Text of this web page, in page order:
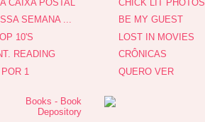
CAIXA POSTAL
SEMANA ...
10'S
READING
1
CHICK LIT PHOTOS
BE MY GUEST
LOST IN MOVIES
CRÔNICAS
QUERO VER